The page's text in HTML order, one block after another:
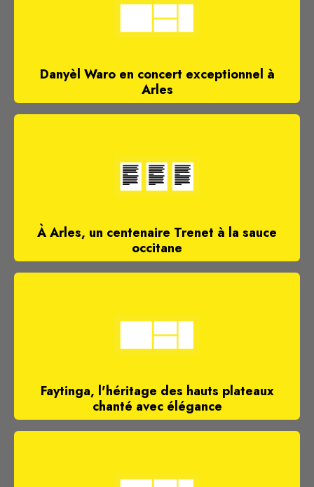
Danyèl Waro en concert exceptionnel à
Arles
À Arles, un centenaire Trenet à la sauce
occitane
Faytinga, l'héritage des hauts plateaux
chanté avec élégance